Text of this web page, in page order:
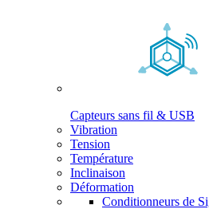
Capteurs sans fil & USB
Vibration
Tension
Température
Inclinaison
Déformation
Conditionneurs de